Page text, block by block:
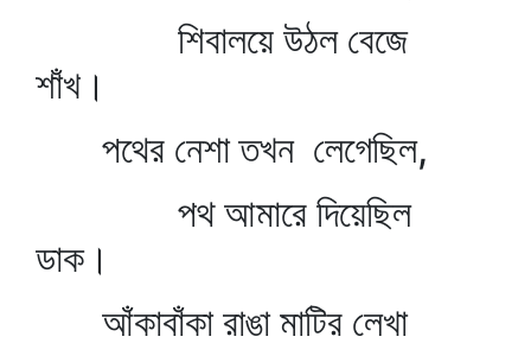
শিবালয়ে উঠল বেজে
শাঁখ।
পথের নেশা তখন লেগেছিল,
পথ আমারে দিয়েছিল
ডাক।
আঁকাবাঁকা রাঙা মাটির লেখা